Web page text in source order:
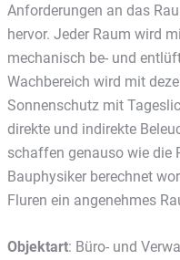
Anforderungen an das
hervor. Jeder Raum wird
mechanisch be- und
Wachbereich wird mit
Sonnenschutz mit
direkte und indirekte
schaffen genauso wie die
Bauphysiker berechnet
Fluren ein angenehmes
Objektart: Büro- und